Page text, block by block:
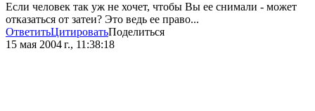
Если человек так уж не хочет, чтобы Вы ее снимали - может
отказаться от затеи? Это ведь ее право...
ОтветитьЦитироватьПоделиться
15 мая 2004 г., 11:38:18